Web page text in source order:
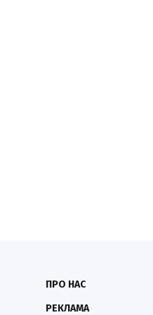
ПРО НАС
РЕКЛАМА